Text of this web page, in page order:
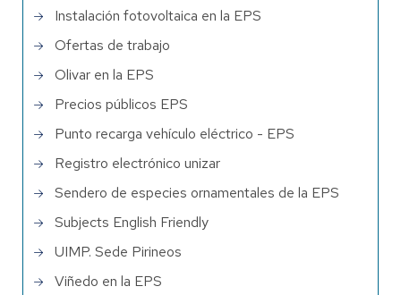
Instalación fotovoltaica en la EPS
Ofertas de trabajo
Olivar en la EPS
Precios públicos EPS
Punto recarga vehículo eléctrico - EPS
Registro electrónico unizar
Sendero de especies ornamentales de la EPS
Subjects English Friendly
UIMP. Sede Pirineos
Viñedo en la EPS